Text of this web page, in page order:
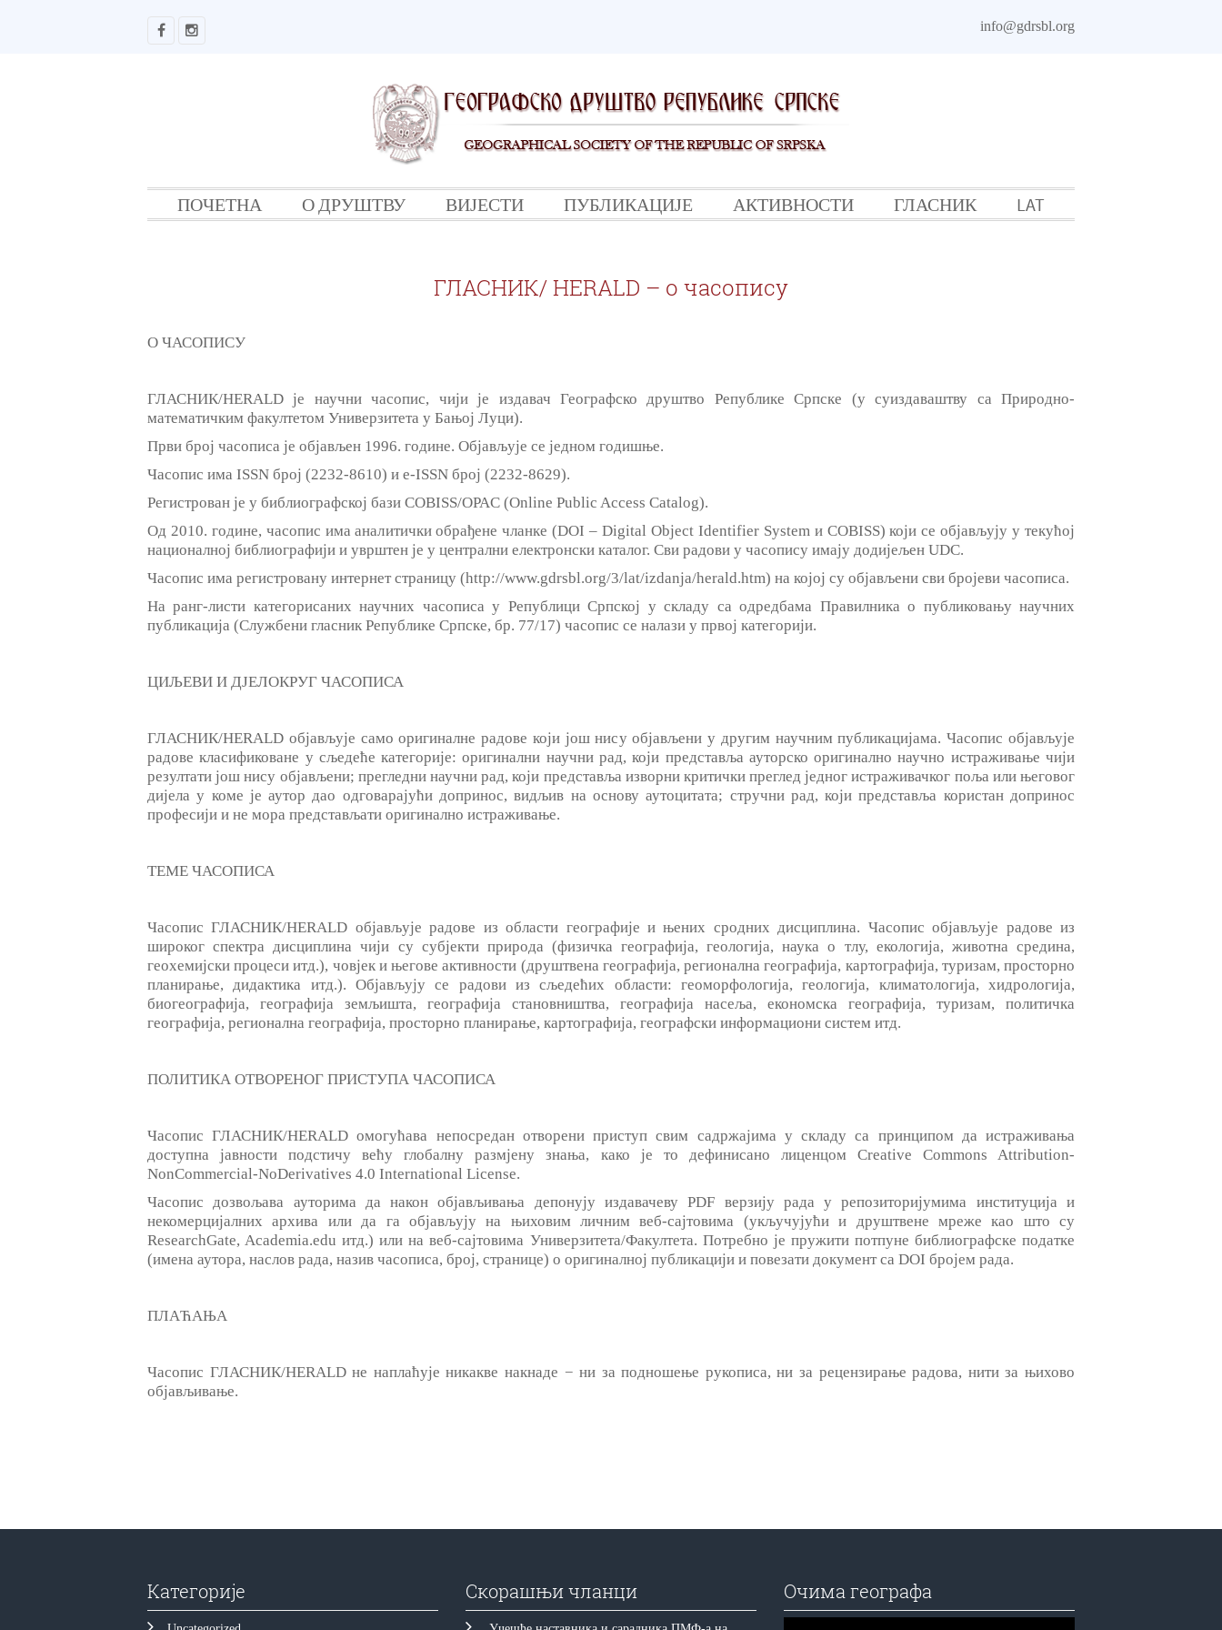
info@gdrsbl.org
ПОЧЕТНА О ДРУШТВУ ВИЈЕСТИ ПУБЛИКАЦИЈЕ АКТИВНОСТИ ГЛАСНИК LAT
ГЛАСНИК/ HERALD – о часопису
О ЧАСОПИСУ
ГЛАСНИК/HERALD је научни часопис, чији је издавач Географско друштво Републике Српске (у суиздаваштву са Природно-
математичким факултетом Универзитета у Бањој Луци).
Први број часописа је објављен 1996. године. Објављује се једном годишње.
Часопис има ISSN број (2232-8610) и е-ISSN број (2232-8629).
Регистрован је у библиографској бази COBISS/OPAC (Online Public Access Catalog).
Од 2010. године, часопис има аналитички обрађене чланке (DOI – Digital Object Identifier System и COBISS) који се објављују у текућој
националној библиографији и уврштен је у централни електронски каталог. Сви радови у часопису имају додијељен UDC.
Часопис има регистровану интернет страницу (http://www.gdrsbl.org/3/lat/izdanja/herald.htm) на којој су објављени сви бројеви часописа.
На ранг-листи категорисаних научних часописа у Републици Српској у складу са одредбама Правилника о публиковању научних
публикација (Службени гласник Републике Српске, бр. 77/17) часопис се налази у првој категорији.
ЦИЉЕВИ И ДЈЕЛОКРУГ ЧАСОПИСА
ГЛАСНИК/HERALD објављује само оригиналне радове који још нису објављени у другим научним публикацијама. Часопис објављује
радове класификоване у сљедеће категорије: оригинални научни рад, који представља ауторско оригинално научно истраживање чији
резултати још нису објављени; прегледни научни рад, који представља изворни критички преглед једног истраживачког поља или његовог
дијела у коме је аутор дао одговарајући допринос, видљив на основу аутоцитата; стручни рад, који представља користан допринос
професији и не мора представљати оригинално истраживање.
ТЕМЕ ЧАСОПИСА
Часопис ГЛАСНИК/HERALD објављује радове из области географије и њених сродних дисциплина. Часопис објављује радове из
широког спектра дисциплина чији су субјекти природа (физичка географија, геологија, наука о тлу, екологија, животна средина,
геохемијски процеси итд.), човјек и његове активности (друштвена географија, регионална географија, картографија, туризам, просторно
планирање, дидактика итд.). Објављују се радови из сљедећих области: геоморфологија, геологија, климатологија, хидрологија,
биогеографија, географија земљишта, географија становништва, географија насеља, економска географија, туризам, политичка
географија, регионална географија, просторно планирање, картографија, географски информациони систем итд.
ПОЛИТИКА ОТВОРЕНОГ ПРИСТУПА ЧАСОПИСА
Часопис ГЛАСНИК/HERALD омогућава непосредан отворени приступ свим садржајима у складу са принципом да истраживања
доступна јавности подстичу већу глобалну размјену знања, како је то дефинисано лиценцом Creative Commons Attribution-
NonCommercial-NoDerivatives 4.0 International License.
Часопис дозвољава ауторима да након објављивања депонују издавачеву PDF верзију рада у репозиторијумима институција и
некомерцијалних архива или да га објављују на њиховим личним веб-сајтовима (укључујући и друштвене мреже као што су
ResearchGate, Academia.edu итд.) или на веб-сајтовима Универзитета/Факултета. Потребно је пружити потпуне библиографске податке
(имена аутора, наслов рада, назив часописа, број, странице) о оригиналној публикацији и повезати документ са DOI бројем рада.
ПЛАЋАЊА
Часопис ГЛАСНИК/HERALD не наплаћује никакве накнаде − ни за подношење рукописа, ни за рецензирање радова, нити за њихово
објављивање.
Категорије Скорашњи чланци Очима географа